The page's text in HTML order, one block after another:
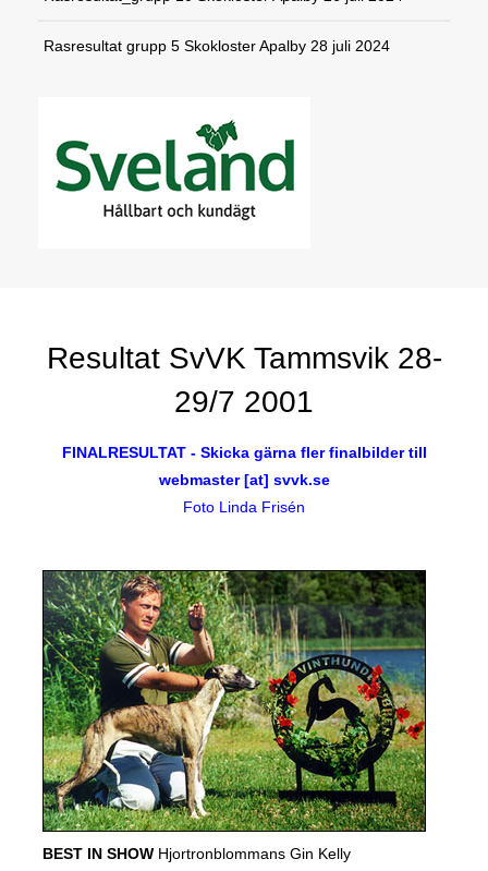
Rasresultat grupp 5 Skokloster Apalby 28 juli 2024
Resultat SvVK Tammsvik 28-
29/7 2001
FINALRESULTAT - Skicka gärna fler finalbilder till
webmaster [at] svvk.se
Foto Linda Frisén
BEST IN SHOW Hjortronblommans Gin Kelly